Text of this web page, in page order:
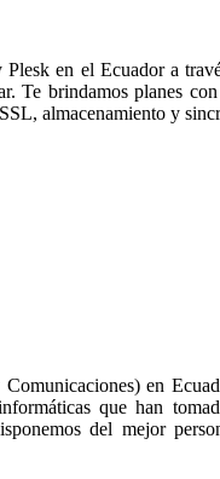
en el Ecuador a
Te brindamos planes
almacenamiento y
en
que han
del mejor